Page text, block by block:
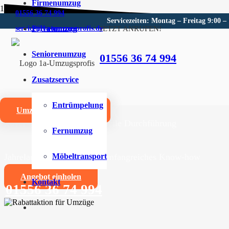
01556 36 74 994
service@1a-umzugsprofis.de
Servicezeiten: Montag – Freitag 9:00 –
JETZT ANRUFEN!
01556 36 74 994
Firmenumzug
Privatumzug
Seniorenumzug
Zusatzservice
Entrümpelung
Fernumzug
Möbeltransport
Kontakt
Umzugskostenrechner
Umzugsunternehmen für
Wir sind Ihr kompetentes Umzugsunternehmen für
Zuverlässige und professionelle Durchführung
Jahrelange Erfahrung und umfangreiches Know-how
Angebot einholen
01556 36 74 994